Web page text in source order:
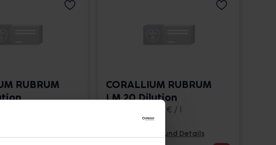
RUBRUM
CORALLIUM RUBRUM
LM 20 Dilution
10 ml • 1.662,00 € / l
Pflichtangaben und Details